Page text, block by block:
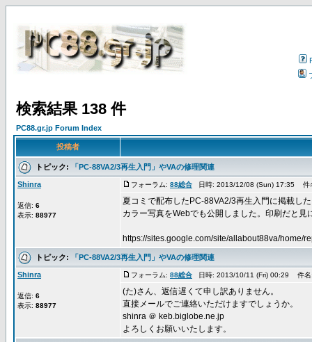
検索結果 138 件
PC88.gr.jp Forum Index
投稿者
トピック: 「PC-88VA2/3再生入門」やVAの修理関連
Shinra
返信: 6
表示: 88977
フォーラム: 88総合 日時: 2013/12/08 (Sun) 17:35 件
夏コミで配布したPC-88VA2/3再生入門に掲載した
カラー写真をWebでも公開しました。印刷だと
https://sites.google.com/site/allabout88va/home/
トピック: 「PC-88VA2/3再生入門」やVAの修理関連
Shinra
返信: 6
表示: 88977
フォーラム: 88総合 日時: 2013/10/11 (Fri) 00:29 件
(た)さん、返信遅くて申し訳ありません。
直接メールでご連絡いただけますでしょうか。
shinra ＠ keb.biglobe.ne.jp
よろしくお願いいたします。